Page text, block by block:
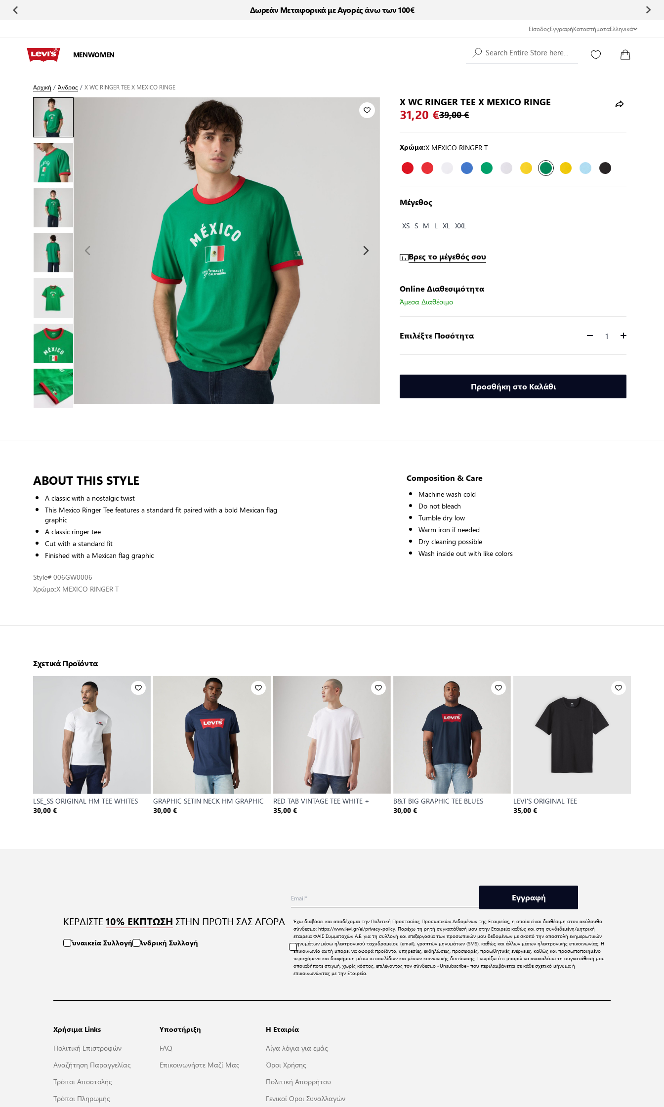
Δωρεάν Μεταφορικά με Αγορές άνω των 100€
ΕίσοδοςΕγγραφήΚαταστήματαΕλληνικά
MENWOMEN Search Entire Store here...
Αρχική /Άνδρας /X WC RINGER TEE X MEXICO RINGE
X WC RINGER TEE X MEXICO RINGE
31,20 €39,00 €
Χρώμα:X MEXICO RINGER T
Μέγεθος
XS S M L XL XXL
Βρες το μέγεθός σου
Online Διαθεσιμότητα
Άμεσα Διαθέσιμο
Επιλέξτε Ποσότητα Ποσότητα
Προσθήκη στο Καλάθι
ABOUT THIS STYLE
A classic with a nostalgic twist
This Mexico Ringer Tee features a standard fit paired with a bold Mexican flag
graphic
A classic ringer tee
Cut with a standard fit
Finished with a Mexican flag graphic
Style# 006GW0006
Χρώμα:X MEXICO RINGER T
Composition & Care
Machine wash cold
Do not bleach
Tumble dry low
Warm iron if needed
Dry cleaning possible
Wash inside out with like colors
Σχετικά Προϊόντα
LSE_SS ORIGINAL HM TEE WHITES
30,00 €
GRAPHIC SETIN NECK HM GRAPHIC
30,00 €
RED TAB VINTAGE TEE WHITE +
35,00 €
B&T BIG GRAPHIC TEE BLUES
30,00 €
LEVI'S ORIGINAL TEE
35,00 €
ΚΕΡΔΙΣΤΕ 10% ΕΚΠΤΩΣΗ ΣΤΗΝ ΠΡΩΤΗ ΣΑΣ ΑΓΟΡΑ
Γυναικεία Συλλογή Ανδρική Συλλογή
Εγγραφή
Έχω διαβάσει και αποδέχομαι την Πολιτική Προστασίας Προσωπικών Δεδομένωντης Εταιρείας, η οποία είναι διαθέσιμη στον ακόλουθο
σύνδεσμο:https://www.levi.gr/el/privacy-policy. Παρέχω τη ρητή συγκατάθεσή μου στην Εταιρεία καθώς και στη συνδεδεμένη/μητρική
εταιρεία ΦΑΙΣ Συμμετοχών Α.Ε. για τη συλλογή και επεξεργασία των προσωπικών μου δεδομένων με σκοπό την αποστολή ενημερωτικών
μηνυμάτων μέσω ηλεκτρονικού ταχυδρομείου (email), γραπτών μηνυμάτων (SMS), καθώς και άλλων μέσων ηλεκτρονικής επικοινωνίας. Η
επικοινωνία αυτή μπορεί να αφορά προϊόντα, υπηρεσίες, εκδηλώσεις, προσφορές, προωθητικές ενέργειες, καθώς και προσωποποιημένο
περιεχόμενο και διαφήμιση μέσω ιστοσελίδων και μέσων κοινωνικής δικτύωσης. Γνωρίζω ότι μπορώ να ανακαλέσω τη συγκατάθεσή μου
οποιαδήποτε στιγμή, χωρίς κόστος, επιλέγοντας τον σύνδεσμο «Unsubscribe» που περιλαμβάνεται σε κάθε σχετικό μήνυμα ή
επικοινωνώντας με την Εταιρεία.
Χρήσιμα Links
Πολιτική Επιστροφών
Αναζήτηση Παραγγελίας
Τρόποι Αποστολής
Τρόποι Πληρωμής
Υποστήριξη
FAQ
Επικοινωνήστε Μαζί Μας
Η Εταιρία
Λίγα λόγια για εμάς
Όροι Χρήσης
Πολιτική Απορρήτου
Γενικοί Οροι Συναλλαγών